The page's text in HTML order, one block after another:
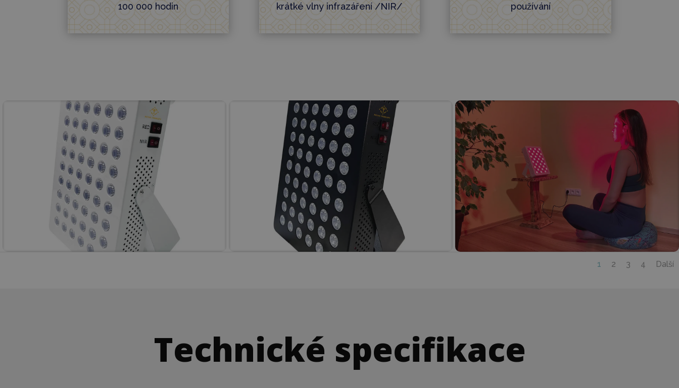
100 000 hodin
krátké vlny infrazáření /NIR/
používání
1 2 3 4 Další
Technické specifikace